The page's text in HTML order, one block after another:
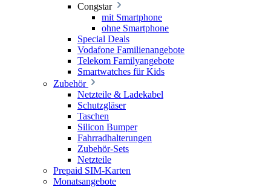
Congstar
mit Smartphone
ohne Smartphone
Special Deals
Vodafone Familienangebote
Telekom Familyangebote
Smartwatches für Kids
Zubehör
Netzteile & Ladekabel
Schutzgläser
Taschen
Silicon Bumper
Fahrradhalterungen
Zubehör-Sets
Netzteile
Prepaid SIM-Karten
Monatsangebote